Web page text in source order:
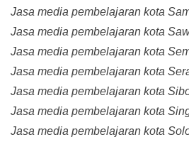
Jasa media pembelajaran kota
Jasa media pembelajaran kota
Jasa media pembelajaran kota
Jasa media pembelajaran kota
Jasa media pembelajaran kota
Jasa media pembelajaran kota
Jasa media pembelajaran kota